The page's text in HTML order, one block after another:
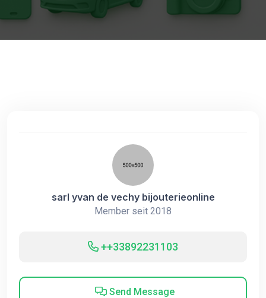
sarl yvan de vechy bijouterieonline
Member seit 2018
++33892231103
Send Message